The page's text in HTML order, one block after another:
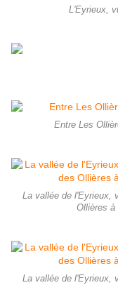
L'Eyrieux,
Entre Les
La vallée de l'Eyrieux,
Ollières à
La vallée de l'Eyrieux,